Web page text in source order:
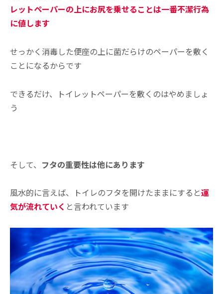
レットペーパーの上にお尻を乗せることは一番不潔行為
に値します
せっかく消毒した便座の上に菌だらけのペーパーを敷く
ことになるからです
できるだけ、トイレットペーパーを敷くのはやめましょ
う
そして、 フタの重要性は他にあります
風水的に言えば、トイレのフタを開けたままにすると運
気が流れていく と言われています